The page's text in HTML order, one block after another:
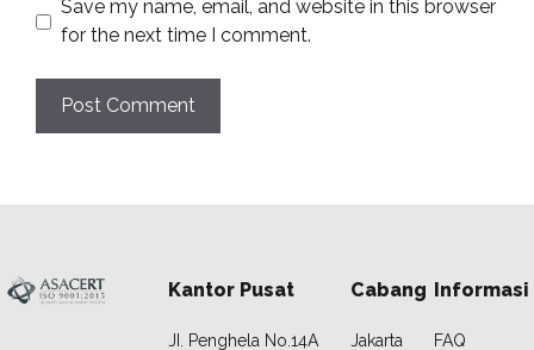
Save my name, email, and website in this browser
for the next time I comment.
Kantor Pusat
JI. Penghela No.14A
Cabang
Jakarta
Informasi
FAQ